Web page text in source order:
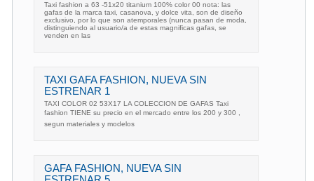
Taxi fashion a 63 -51x20 titanium 100% color 00 nota: las
gafas de la marca taxi, casanova, y dolce vita, son de diseño
exclusivo, por lo que son atemporales (nunca pasan de moda,
distinguiendo al usuario/a de estas magnificas gafas, se
venden en las
TAXI GAFA FASHION, NUEVA SIN
ESTRENAR 1
TAXI COLOR 02 53X17 LA COLECCION DE GAFAS Taxi
fashion TIENE su precio en el mercado entre los 200 y 300 ,
segun materiales y modelos
GAFA FASHION, NUEVA SIN